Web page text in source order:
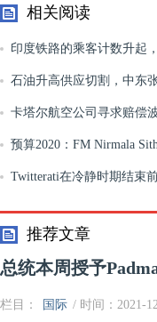
相关阅读
印度铁路的乘客计数升起
石油升高供应切割，中东
收益卡塔尔航空公司寻求赔偿
预算2020：FM Nirmala
点Twitterati在冷静时期结束
Arundhati Bhattachary突出
推荐文章
总统本周授予
栏目： 国际 / 时间：2021-